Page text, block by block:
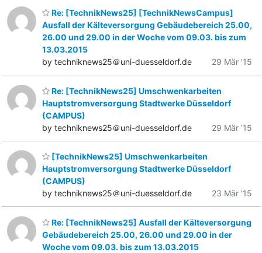
Re: [TechnikNews25] [TechnikNewsCampus]
Ausfall der Kälteversorgung Gebäudebereich 25.00,
26.00 und 29.00 in der Woche vom 09.03. bis zum
13.03.2015
by techniknews25＠uni-duesseldorf.de
29 Mär '15
Re: [TechnikNews25] Umschwenkarbeiten
Hauptstromversorgung Stadtwerke Düsseldorf
(CAMPUS)
by techniknews25＠uni-duesseldorf.de
29 Mär '15
[TechnikNews25] Umschwenkarbeiten
Hauptstromversorgung Stadtwerke Düsseldorf
(CAMPUS)
by techniknews25＠uni-duesseldorf.de
23 Mär '15
Re: [TechnikNews25] Ausfall der Kälteversorgung
Gebäudebereich 25.00, 26.00 und 29.00 in der
Woche vom 09.03. bis zum 13.03.2015